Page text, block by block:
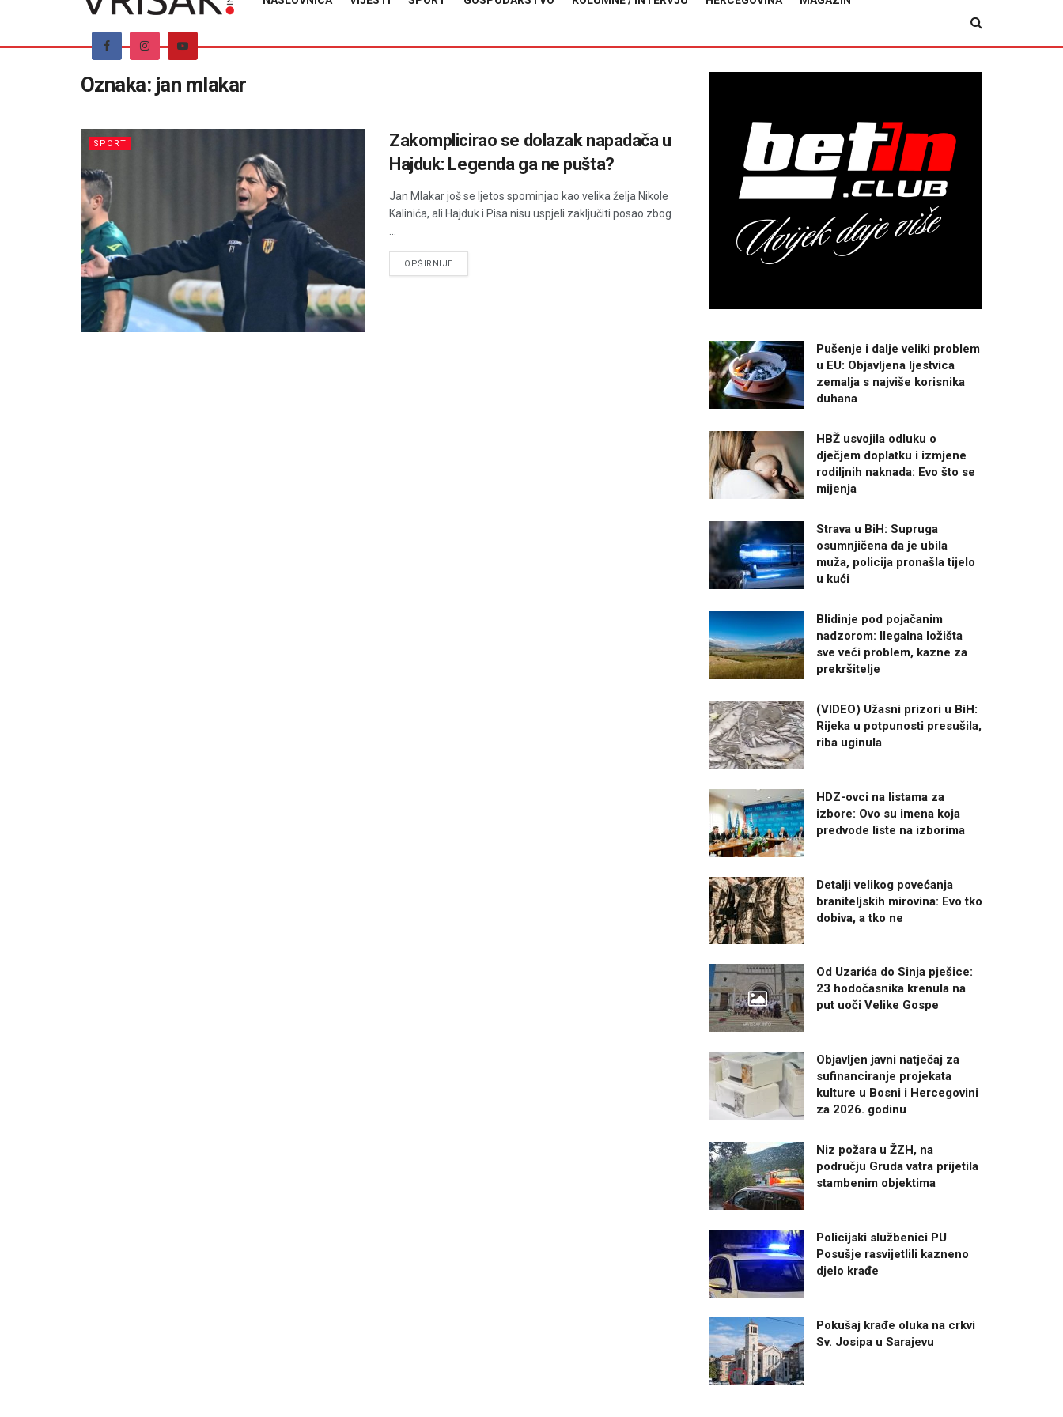
Oznaka: jan mlakar
SPORT
Zakomplicirao se dolazak napadača u
Hajduk: Legenda ga ne pušta?
Jan Mlakar još se ljetos spominjao kao velika želja Nikole
Kalinića, ali Hajduk i Pisa nisu uspjeli zaključiti posao zbog
OPŠIRNIJEDETAILS
Pušenje i dalje veliki problem
u EU: Objavljena ljestvica
zemalja s najviše korisnika
duhana
HBŽ usvojila odluku o
dječjem doplatku i izmjene
rodiljnih naknada: Evo što se
mijenja
Strava u BiH: Supruga
osumnjičena da je ubila
muža, policija pronašla tijelo
u kući
Blidinje pod pojačanim
nadzorom: Ilegalna ložišta
sve veći problem, kazne za
prekršitelje
(VIDEO) Užasni prizori u BiH:
Rijeka u potpunosti presušila,
riba uginula
HDZ-ovci na listama za
izbore: Ovo su imena koja
predvode liste na izborima
Detalji velikog povećanja
braniteljskih mirovina: Evo tko
dobiva, a tko ne
Od Uzarića do Sinja pješice:
23 hodočasnika krenula na
put uoči Velike Gospe
Objavljen javni natječaj za
sufinanciranje projekata
kulture u Bosni i Hercegovini
za 2026. godinu
Niz požara u ŽZH, na
području Gruda vatra prijetila
stambenim objektima
Policijski službenici PU
Posušje rasvijetlili kazneno
djelo krađe
Pokušaj krađe oluka na crkvi
Sv. Josipa u Sarajevu